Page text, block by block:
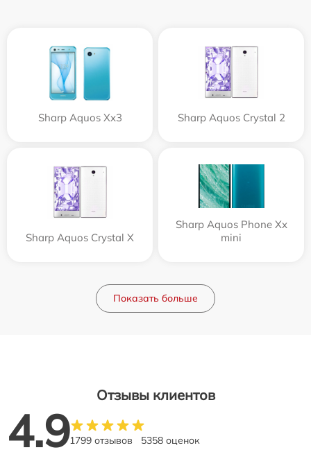
Sharp Aquos Xx3 Sharp Aquos Crystal 2
Sharp Aquos Crystal X
Sharp Aquos Phone Xx
mini
Показать больше
Отзывы клиентов
4.91799 отзывов 5358 оценок